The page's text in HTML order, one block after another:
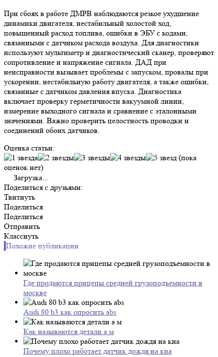
При сбоях в работе ДМРВ наблюдаются резкое ухудшение
динамики двигателя, нестабильный холостой ход,
повышенный расход топлива, ошибки в ЭБУ с кодами,
связанными с датчиком расхода воздуха. Для диагностики
используют мультиметр и диагностический сканер, проверяют
сопротивление и напряжение сигнала. ДАД при
неисправности вызывает проблемы с запуском, провалы при
ускорении, нестабильную работу двигателя, а также ошибки,
связанные с датчиком давления впуска. Диагностика
включает проверку герметичности вакуумной линии,
измерение выходного сигнала и сравнение с эталонными
значениями. Важно проверить целостность проводки и
соединений обоих датчиков.
Оценка статьи:
(пока
оценок нет)
Загрузка...
Поделиться с друзьями:
Твитнуть
Поделиться
Поделиться
Отправить
Класснуть
Похожие публикации
Где продаются прицепы средней грузоподъемности в
москве
Audi 80 b3 как опросить abs
Как называются детали а м
Почему плохо работает датчик дождя на киа